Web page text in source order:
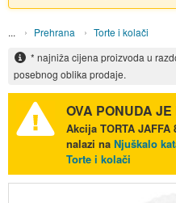
Prehrana
Torte i kolači
* najniža cijena proizvoda u
posebnog oblika prodaje.
OVA PONUDA
Akcija TORTA JAFFA
nalazi na Njuškalo
Torte i kolači